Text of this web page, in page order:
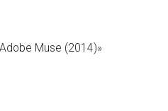
Muse (2014)»